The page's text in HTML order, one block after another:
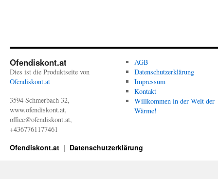
Ofendiskont.at
Dies ist die Produktseite von
Ofendiskont.at
3594 Schmerbach 32,
www.ofendiskont.at,
office@ofendiskont.at,
+4367761177461
AGB
Datenschutzerklärung
Impressum
Kontakt
Willkommen in der Welt der
Wärme!
Ofendiskont.at Datenschutzerklärung